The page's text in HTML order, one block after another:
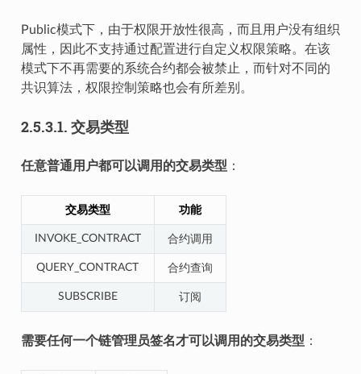
Public模式下，由于权限开放性很高，而且用户没有组织
属性，因此不支持通过配置进行自定义权限策略。在该
模式下不再需要的系统合约都会被禁止，而针对不同的
共识算法，权限控制策略也会有所差别。
2.5.3.1. 交易类型
任意普通用户都可以调用的交易类型 ：
交易类型 功能
INVOKE_CONTRACT 合约调用
QUERY_CONTRACT 合约查询
SUBSCRIBE 订阅
需要任何一个链管理员签名才可以调用的交易类型 ：